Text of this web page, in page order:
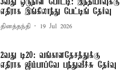
3வது ஒருநாள் போட்டி: இந்தியாவுக்கு
எதிராக இங்கிலாந்து பேட்டிங் தேர்வு
தினத்தந்தி 19 Jul 2026
2வது டி20: வங்காளதேசத்துக்கு
எதிராக ஜிம்பாப்வே பந்துவீச்சு தேர்வு